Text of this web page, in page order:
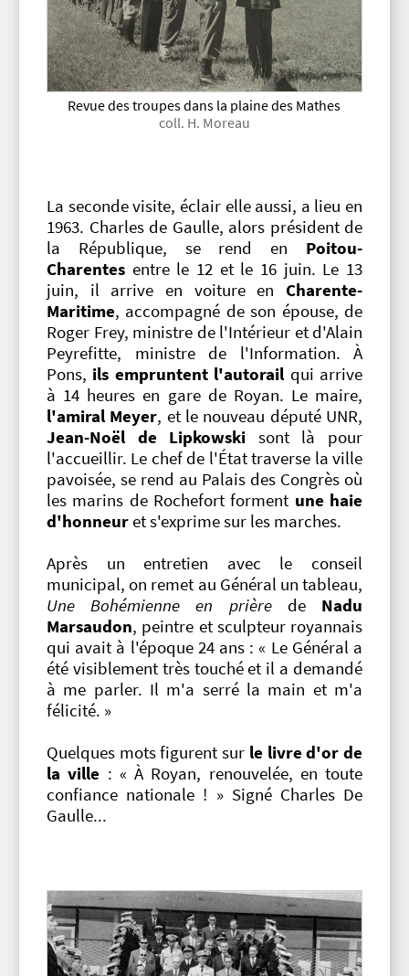
Revue des troupes dans la plaine des Mathes
coll. H. Moreau
La seconde visite, éclair elle aussi, a lieu en
1963. Charles de Gaulle, alors président de
la République, se rend en Poitou-
Charentes entre le 12 et le 16 juin. Le 13
juin, il arrive en voiture en Charente-
Maritime, accompagné de son épouse, de
Roger Frey, ministre de l'Intérieur et d'Alain
Peyrefitte, ministre de l'Information. À
Pons, ils empruntent l'autorail qui arrive
à 14 heures en gare de Royan. Le maire,
l'amiral Meyer, et le nouveau député UNR,
Jean-Noël de Lipkowski sont là pour
l'accueillir. Le chef de l'État traverse la ville
pavoisée, se rend au Palais des Congrès où
les marins de Rochefort forment une haie
d'honneuret s'exprime sur les marches.
Après un entretien avec le conseil
municipal, on remet au Général un tableau,
Une Bohémienne en prièrede Nadu
Marsaudon, peintre et sculpteur royannais
qui avait à l'époque 24 ans : « Le Général a
été visiblement très touché et il a demandé
à me parler. Il m'a serré la main et m'a
félicité. »
Quelques mots figurent sur le livre d'or de
la ville : « À Royan, renouvelée, en toute
confiance nationale ! » Signé Charles De
Gaulle...